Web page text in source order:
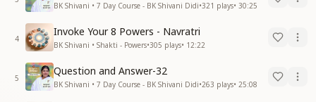
BK Shivani • 7 Day Course - BK Shivani Didi•321 plays• 30:25
4
Invoke Your 8 Powers - Navratri
BK Shivani • Shakti - Powers•305 plays• 12:22
5
Question and Answer-32
BK Shivani • 7 Day Course - BK Shivani Didi•263 plays• 25:08